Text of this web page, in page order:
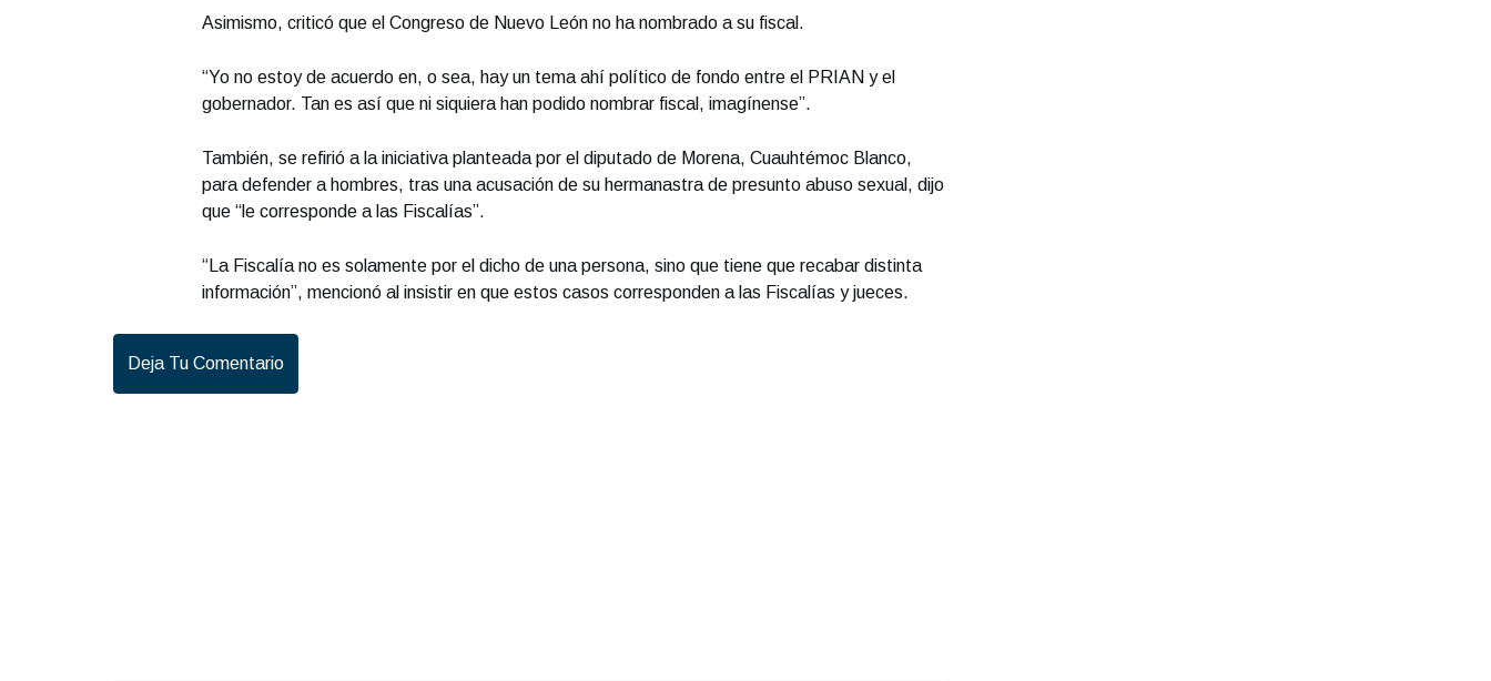
Asimismo, criticó que el Congreso de Nuevo León no ha nombrado a su fiscal.
“Yo no estoy de acuerdo en, o sea, hay un tema ahí político de fondo entre el PRIAN y el
gobernador. Tan es así que ni siquiera han podido nombrar fiscal, imagínense”.
También, se refirió a la iniciativa planteada por el diputado de Morena, Cuauhtémoc Blanco,
para defender a hombres, tras una acusación de su hermanastra de presunto abuso sexual, dijo
que “le corresponde a las Fiscalías”.
“La Fiscalía no es solamente por el dicho de una persona, sino que tiene que recabar distinta
información”, mencionó al insistir en que estos casos corresponden a las Fiscalías y jueces.
Deja Tu Comentario